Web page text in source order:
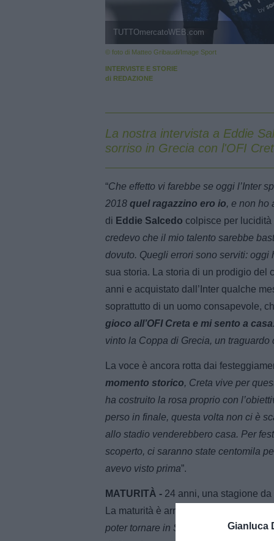
Gianluca
TUTTOmercatoWEB.com
© foto di Matteo Gribaudi/Image Sport
INTERVISTE E STORIE
di REDAZIONE
La nostra intervista a Eddie
sorriso in Grecia con l'OFI
“Che effetto vi farebbe se oggi l’Inter
2018 quel ragazzino ero io, e non ho
di Eddie Salcedo colpisce per lucidità
credevo che il mio talento sarebbe
dovuto. Quegli errori sono serviti: oggi
sua storia. La storia di un prodigio del
anni e acquistato dall’Inter qualche
soprattutto di un uomo consapevole,
gioco all’OFI Creta e mi sento a casa
vinto la Coppa di Grecia, un traguardo
La voce è ancora rotta dai
momento storico, Creta vive per
ha costruito la rosa proprio con
perso in finale, questa volta non ci è
allo stadio venderebbero casa. Per
scoperto, ci saranno state centomila
avevo visto prima”.
MATURITÀ - 24 anni, una stagione da
La maturità è arrivata: “
poter tornare in Serie A e
spero un